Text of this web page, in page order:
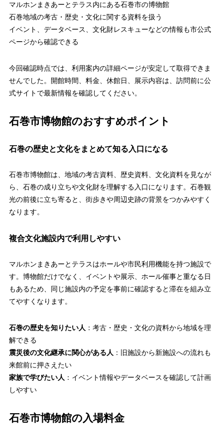
マルホンまきあーとテラス内にある石巻市の博物館
石巻地域の考古・歴史・文化に関する資料を扱う
イベント、データベース、文化財レスキューなどの情報も市公式
ページから確認できる
今回確認時点では、利用案内の詳細ページが安定して取得できま
せんでした。開館時間、料金、休館日、展示内容は、訪問前に公
式サイトで最新情報を確認してください。
石巻市博物館のおすすめポイント
石巻の歴史と文化をまとめて知る入口になる
石巻市博物館は、地域の考古資料、歴史資料、文化資料を見なが
ら、石巻の成り立ちや文化財を理解する入口になります。石巻観
光の前後に立ち寄ると、街歩きや周辺史跡の背景をつかみやすく
なります。
複合文化施設内で利用しやすい
マルホンまきあーとテラスはホールや市民利用機能を持つ施設で
す。博物館だけでなく、イベントや展示、ホール催事と重なる日
もあるため、同じ施設内の予定を事前に確認すると滞在を組み立
てやすくなります。
石巻の歴史を知りたい人 ：考古・歴史・文化の資料から地域を理
解できる
震災後の文化継承に関心がある人 ：旧施設から新施設への流れも
来館前に押さえたい
家族で学びたい人 ：イベント情報やデータベースを確認して計画
しやすい
石巻市博物館の入場料金